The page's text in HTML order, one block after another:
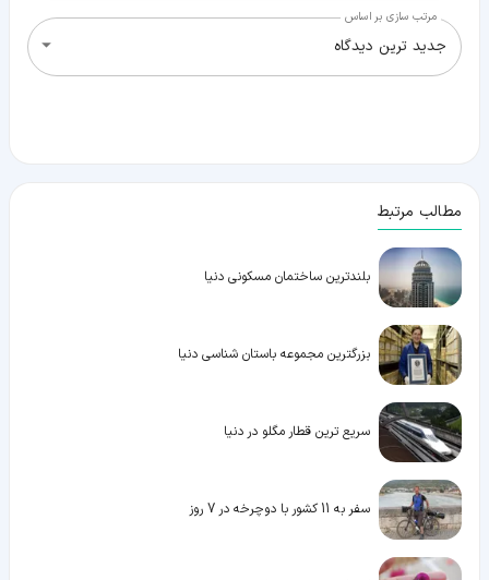
مرتب سازی بر اساس
جدید ترین دیدگاه
مطالب مرتبط
بلندترین ساختمان مسکونی دنیا
بزرگترین مجموعه باستان شناسی دنیا
سریع ترین قطار مگلو در دنیا
سفر به 11 کشور با دوچرخه در 7 روز